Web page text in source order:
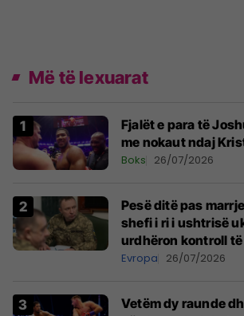
Më të lexuarat
Fjalët e para të
me nokaut ndaj
Boks 26/07/2026
Pesë ditë pas
shefi i ri i ushtrisë
urdhëron kontroll të
Evropa 26/07/2026
Vetëm dy raunde